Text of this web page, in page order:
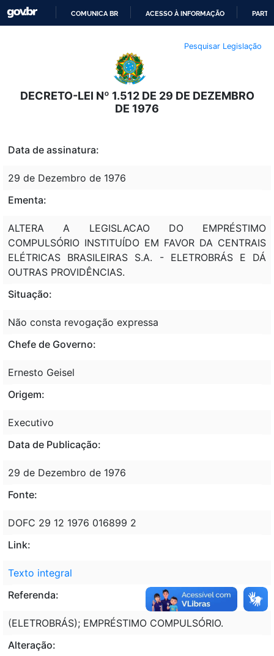
O
CONTEÚDO
COMUNICA BR ACESSO À INFORMAÇÃO
Pesquisar Legislação
DECRETO-LEI Nº 1.512 DE 29 DE DEZEMBRO
DE 1976
Data de assinatura:
29 de Dezembro de 1976
Ementa:
ALTERA A LEGISLACAO DO EMPRÉSTIMO
COMPULSÓRIO INSTITUÍDO EM FAVOR DA CENTRAIS
ELÉTRICAS BRASILEIRAS S.A. - ELETROBRÁS E DÁ
OUTRAS PROVIDÊNCIAS.
Situação:
Não consta revogação expressa
Chefe de Governo:
Ernesto Geisel
Origem:
Executivo
Data de Publicação:
29 de Dezembro de 1976
Fonte:
DOFC 29 12 1976 016899 2
Link:
Texto integral
Referenda:
(ELETROBRÁS); EMPRÉSTIMO COMPULSÓRIO.
Alteração: